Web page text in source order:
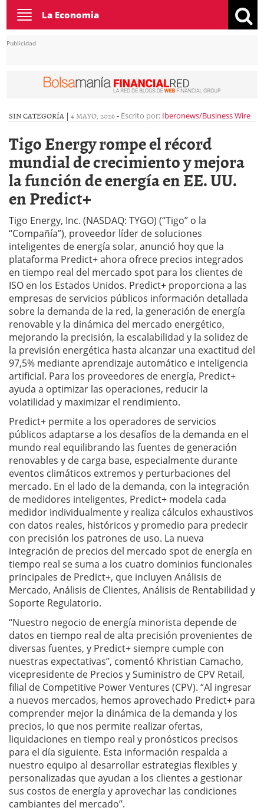
Toggle
navigation
La Economia
Publicidad
SIN CATEGORÍA | 4 MAYO, 2026- Escrito por: Iberonews/Business Wire
Tigo Energy rompe el récord
mundial de crecimiento y mejora
la función de energía en EE. UU.
en Predict+
Tigo Energy, Inc. (NASDAQ: TYGO) (“Tigo” o la
“Compañía”), proveedor líder de soluciones
inteligentes de energía solar, anunció hoy que la
plataforma Predict+ ahora ofrece precios integrados
en tiempo real del mercado spot para los clientes de
ISO en los Estados Unidos. Predict+ proporciona a las
empresas de servicios públicos información detallada
sobre la demanda de la red, la generación de energía
renovable y la dinámica del mercado energético,
mejorando la precisión, la escalabilidad y la solidez de
la previsión energética hasta alcanzar una exactitud del
97,5% mediante aprendizaje automático e inteligencia
artificial. Para los proveedores de energía, Predict+
ayuda a optimizar las operaciones, reducir la
volatilidad y maximizar el rendimiento.
Predict+ permite a los operadores de servicios
públicos adaptarse a los desafíos de la demanda en el
mundo real equilibrando las fuentes de generación
renovables y de carga base, especialmente durante
eventos climáticos extremos y perturbaciones del
mercado. En el lado de la demanda, con la integración
de medidores inteligentes, Predict+ modela cada
medidor individualmente y realiza cálculos exhaustivos
con datos reales, históricos y promedio para predecir
con precisión los patrones de uso. La nueva
integración de precios del mercado spot de energía en
tiempo real se suma a los cuatro dominios funcionales
principales de Predict+, que incluyen Análisis de
Mercado, Análisis de Clientes, Análisis de Rentabilidad y
Soporte Regulatorio.
“Nuestro negocio de energía minorista depende de
datos en tiempo real de alta precisión provenientes de
diversas fuentes, y Predict+ siempre cumple con
nuestras expectativas”, comentó Khristian Camacho,
vicepresidente de Precios y Suministro de CPV Retail,
filial de Competitive Power Ventures (CPV). “Al ingresar
a nuevos mercados, hemos aprovechado Predict+ para
comprender mejor la dinámica de la demanda y los
precios, lo que nos permite realizar ofertas,
liquidaciones en tiempo real y pronósticos precisos
para el día siguiente. Esta información respalda a
nuestro equipo al desarrollar estrategias flexibles y
personalizadas que ayudan a los clientes a gestionar
sus costos de energía y aprovechar las condiciones
cambiantes del mercado”.